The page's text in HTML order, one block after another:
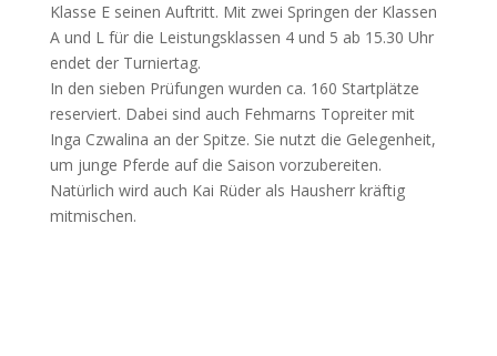
Klasse E seinen Auftritt. Mit zwei Springen der Klassen
A und L für die Leistungsklassen 4 und 5 ab 15.30 Uhr
endet der Turniertag.
In den sieben Prüfungen wurden ca. 160 Startplätze
reserviert. Dabei sind auch Fehmarns Topreiter mit
Inga Czwalina an der Spitze. Sie nutzt die Gelegenheit,
um junge Pferde auf die Saison vorzubereiten.
Natürlich wird auch Kai Rüder als Hausherr kräftig
mitmischen.